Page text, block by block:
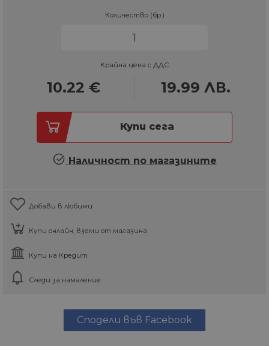
Количество (бр.)
Крайна цена с ДДС
10.22 € 19.99 ЛВ.
Купи сега
Наличност по магазините
Добави в любими
Купи онлайн, вземи от магазина
Купи на Кредит
Следи за намаление
Сподели във Facebook